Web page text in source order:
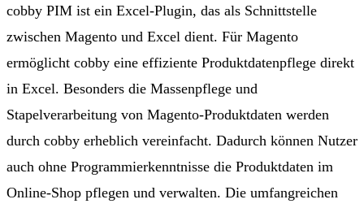
cobby PIM ist ein Excel-Plugin, das als Schnittstelle
zwischen Magento und Excel dient. Für Magento
ermöglicht cobby eine effiziente Produktdatenpflege direkt
in Excel. Besonders die Massenpflege und
Stapelverarbeitung von Magento-Produktdaten werden
durch cobby erheblich vereinfacht. Dadurch können Nutzer
auch ohne Programmierkenntnisse die Produktdaten im
Online-Shop pflegen und verwalten. Die umfangreichen